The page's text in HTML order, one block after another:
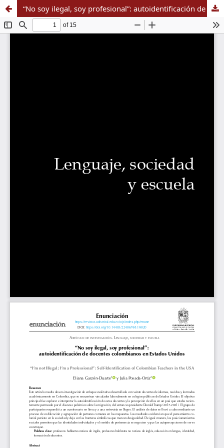
“No soy ilegal, soy profesional”: autoidentificación de docentes colombianos en Estados Unidos